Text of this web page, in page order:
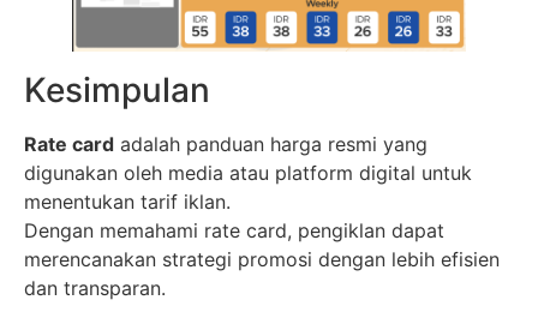
Kesimpulan
Rate card adalah panduan harga resmi yang
digunakan oleh media atau platform digital untuk
menentukan tarif iklan.
Dengan memahami rate card, pengiklan dapat
merencanakan strategi promosi dengan lebih efisien
dan transparan.